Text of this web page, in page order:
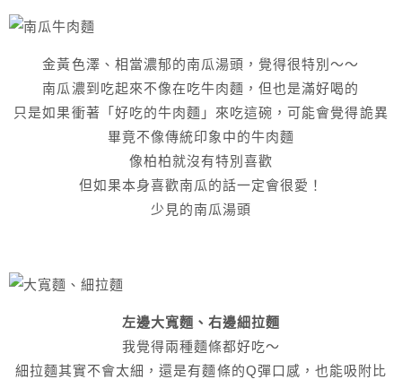
金黃色澤、相當濃郁的南瓜湯頭，覺得很特別～～
南瓜濃到吃起來不像在吃牛肉麵，但也是滿好喝的
只是如果衝著「好吃的牛肉麵」來吃這碗，可能會覺得詭異
畢竟不像傳統印象中的牛肉麵
像柏柏就沒有特別喜歡
但如果本身喜歡南瓜的話一定會很愛！
少見的南瓜湯頭
左邊大寬麵、右邊細拉麵
我覺得兩種麵條都好吃～
細拉麵其實不會太細，還是有麵條的Q彈口感，也能吸附比